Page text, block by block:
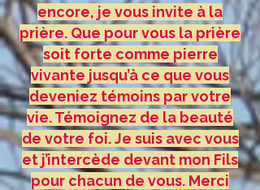
encore, je vous invite à la
prière. Que pour vous la prière
soit forte comme pierre
vivante jusqu’à ce que vous
deveniez témoins par votre
vie. Témoignez de la beauté
de votre foi. Je suis avec vous
et j’intercède devant mon Fils
pour chacun de vous. Merci